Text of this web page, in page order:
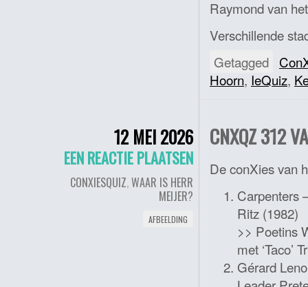
Raymond van
Verschillende
Getagged
Hoorn, IeQuiz,
12 MEI 2026
EEN REACTIE PLAATSEN
CONXIESQUIZ,WAAR IS HERR
MEIJER?
AFBEELDING
CNXQZ 312
De conXies van
Carpenters
Ritz (1982)
>> Poetins
met ‘Taco’
Gérard